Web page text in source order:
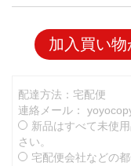
加入買い物
配達方法：宅配便
連絡メール：
新品はすべて未使
さい。
宅配便会社などの